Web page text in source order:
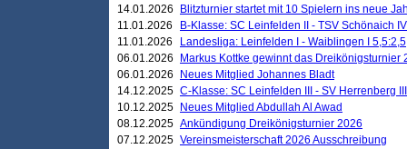
14.01.2026
Blitzturnier startet mit 10 Spielern ins neue
11.01.2026
B-Klasse: SC Leinfelden II - TSV Schönaich
11.01.2026
Landesliga: Leinfelden I - Waiblingen I 5,5:2,5
06.01.2026
Markus Kottke gewinnt das Dreikönigsturnier
06.01.2026
Neues Mitglied Johannes Bladt
14.12.2025 C-Klasse: SC Leinfelden III - SV Herrenberg
10.12.2025
Neues Mitglied Abdullah Al Awad
08.12.2025 Ankündigung Dreikönigsturnier 2026
07.12.2025 Vereinsmeisterschaft 2026 Ausschreibung